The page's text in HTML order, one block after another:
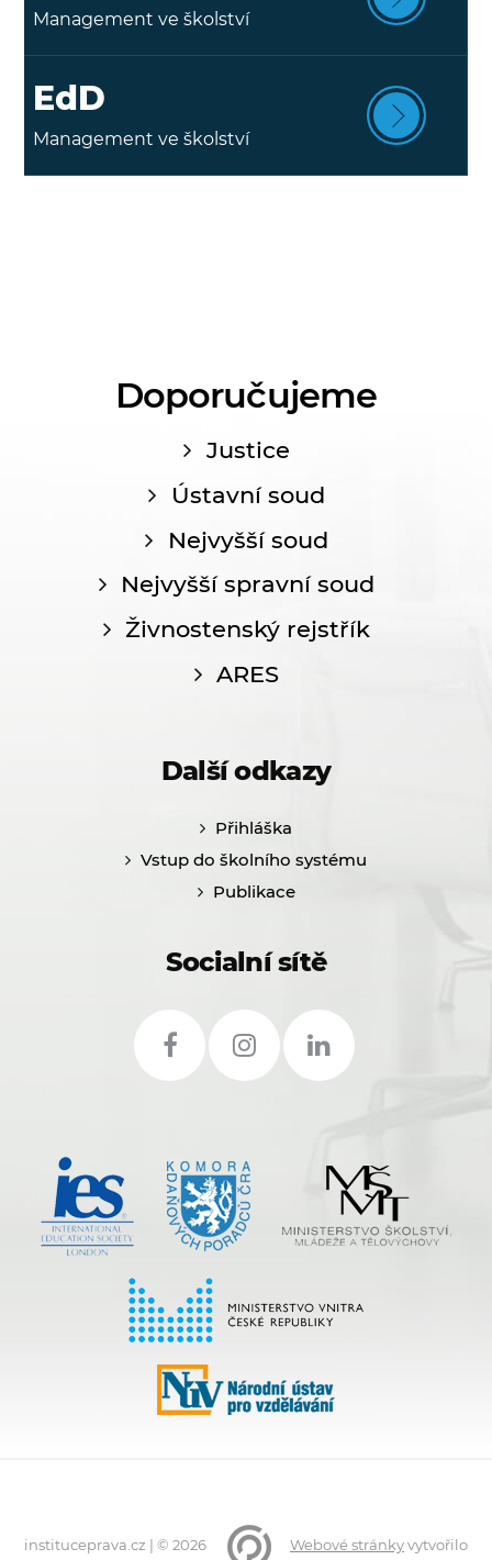
Management ve školství
EdD
Management ve školství
Doporučujeme
Justice
Ústavní soud
Nejvyšší soud
Nejvyšší spravní soud
Živnostenský rejstřík
ARES
Další odkazy
Přihláška
Vstup do školního systému
Publikace
Socialní sítě
instituceprava.cz | © 2026 Webové stránkyvytvořilo